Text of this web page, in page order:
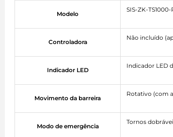
Modelo
SIS-ZK-
Controladora
Não incluído
Indicador LED
Indicador LED
Movimento da barreira
Rotativo (com
Modo de emergência
Tornos